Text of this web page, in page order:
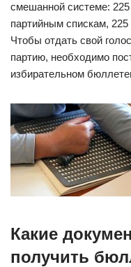
смешанной системе:
партийным спискам,
Чтобы отдать свой
партию, необходимо
избирательном
Какие
получить